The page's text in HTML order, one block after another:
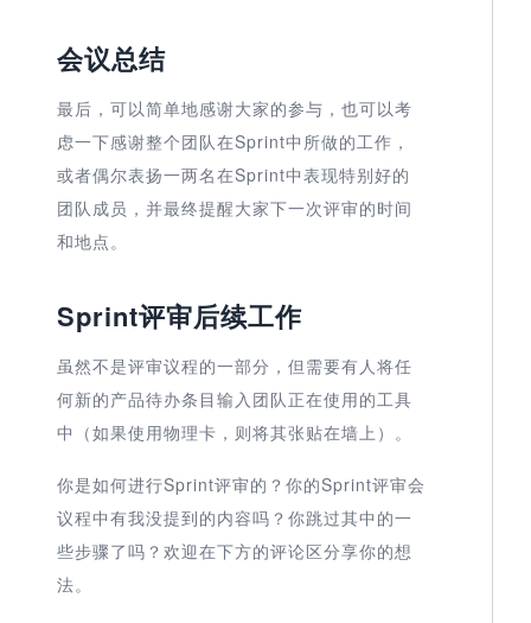
会议总结
最后，可以简单地感谢大家的参与，也可以考
虑一下感谢整个团队在Sprint中所做的工作，
或者偶尔表扬一两名在Sprint中表现特别好的
团队成员，并最终提醒大家下一次评审的时间
和地点。
Sprint评审后续工作
虽然不是评审议程的一部分，但需要有人将任
何新的产品待办条目输入团队正在使用的工具
中（如果使用物理卡，则将其张贴在墙上）。
你是如何进行Sprint评审的？你的Sprint评审会
议程中有我没提到的内容吗？你跳过其中的一
些步骤了吗？欢迎在下方的评论区分享你的想
法。